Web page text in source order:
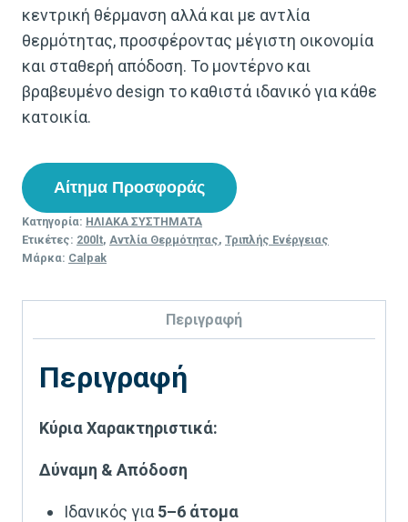
κεντρική θέρμανση αλλά και με αντλία
θερμότητας, προσφέροντας μέγιστη οικονομία
και σταθερή απόδοση. Το μοντέρνο και
βραβευμένο design το καθιστά ιδανικό για κάθε
κατοικία.
Αίτημα Προσφοράς
Κατηγορία: ΗΛΙΑΚΑ ΣΥΣΤΗΜΑΤΑ
Ετικέτες: 200lt, Αντλία Θερμότητας, Τριπλής Ενέργειας
Μάρκα: Calpak
Περιγραφή
Περιγραφή
Κύρια Χαρακτηριστικά:
Δύναμη & Απόδοση
Ιδανικός για 5–6 άτομα